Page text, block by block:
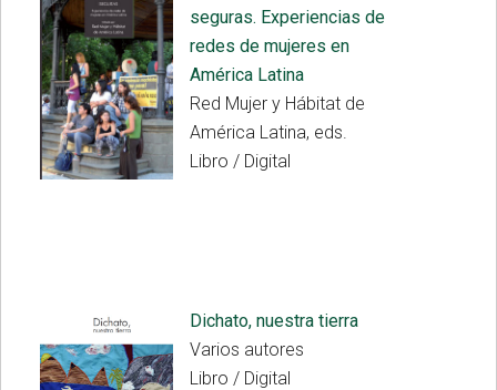
seguras. Experiencias de
redes de mujeres en
América Latina
Red Mujer y Hábitat de
América Latina, eds.
Libro / Digital
Dichato, nuestra tierra
Varios autores
Libro / Digital